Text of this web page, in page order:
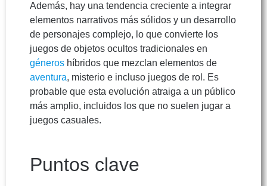
Además, hay una tendencia creciente a integrar
elementos narrativos más sólidos y un desarrollo
de personajes complejo, lo que convierte los
juegos de objetos ocultos tradicionales en
géneros híbridos que mezclan elementos de
aventura, misterio e incluso juegos de rol. Es
probable que esta evolución atraiga a un público
más amplio, incluidos los que no suelen jugar a
juegos casuales.
Puntos clave